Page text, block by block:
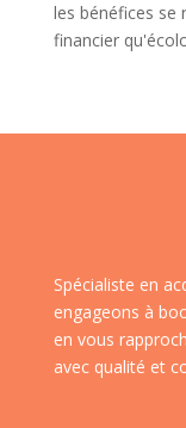
les bénéfices se
financier
Spécialiste en
engageons à
en vous
avec qualité et